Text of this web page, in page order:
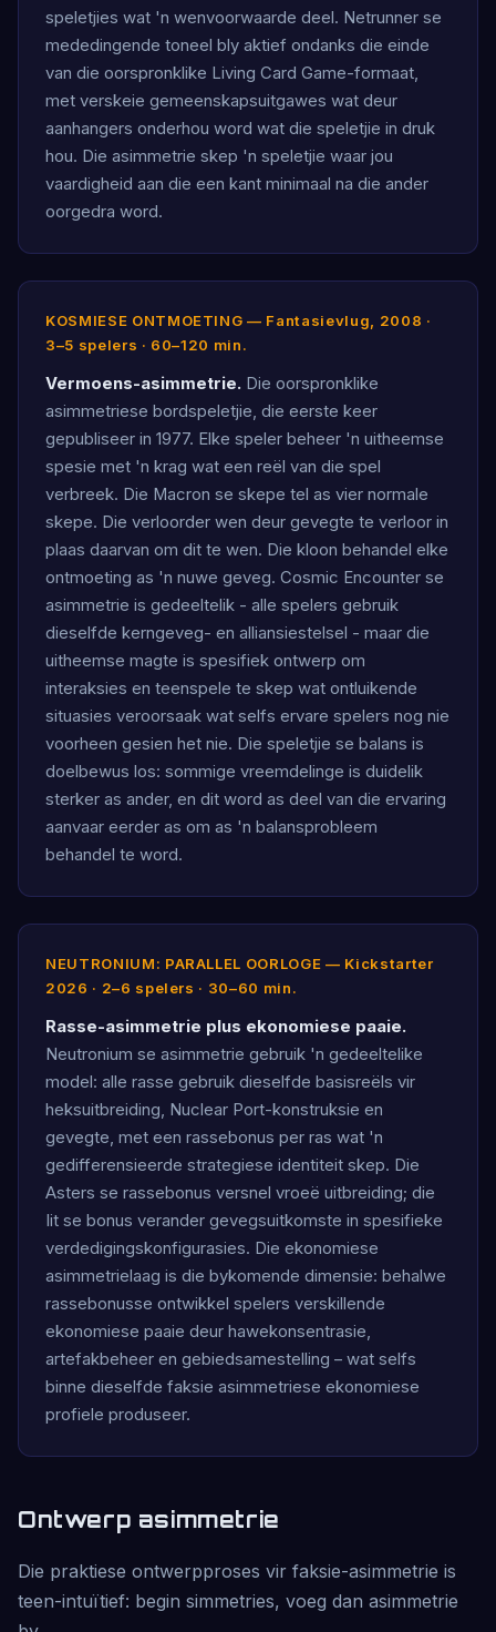
speletjies wat 'n wenvoorwaarde deel. Netrunner se
mededingende toneel bly aktief ondanks die einde
van die oorspronklike Living Card Game-formaat,
met verskeie gemeenskapsuitgawes wat deur
aanhangers onderhou word wat die speletjie in druk
hou. Die asimmetrie skep 'n speletjie waar jou
vaardigheid aan die een kant minimaal na die ander
oorgedra word.
KOSMIESE ONTMOETING — Fantasievlug, 2008 ·
3–5 spelers · 60–120 min.
Vermoens-asimmetrie. Die oorspronklike
asimmetriese bordspeletjie, die eerste keer
gepubliseer in 1977. Elke speler beheer 'n uitheemse
spesie met 'n krag wat een reël van die spel
verbreek. Die Macron se skepe tel as vier normale
skepe. Die verloorder wen deur gevegte te verloor in
plaas daarvan om dit te wen. Die kloon behandel elke
ontmoeting as 'n nuwe geveg. Cosmic Encounter se
asimmetrie is gedeeltelik - alle spelers gebruik
dieselfde kerngeveg- en alliansiestelsel - maar die
uitheemse magte is spesifiek ontwerp om
interaksies en teenspele te skep wat ontluikende
situasies veroorsaak wat selfs ervare spelers nog nie
voorheen gesien het nie. Die speletjie se balans is
doelbewus los: sommige vreemdelinge is duidelik
sterker as ander, en dit word as deel van die ervaring
aanvaar eerder as om as 'n balansprobleem
behandel te word.
NEUTRONIUM: PARALLEL OORLOGE — Kickstarter
2026 · 2–6 spelers · 30–60 min.
Rasse-asimmetrie plus ekonomiese paaie.
Neutronium se asimmetrie gebruik 'n gedeeltelike
model: alle rasse gebruik dieselfde basisreëls vir
heksuitbreiding, Nuclear Port-konstruksie en
gevegte, met een rassebonus per ras wat 'n
gedifferensieerde strategiese identiteit skep. Die
Asters se rassebonus versnel vroeë uitbreiding; die
Iit se bonus verander gevegsuitkomste in spesifieke
verdedigingskonfigurasies. Die ekonomiese
asimmetrielaag is die bykomende dimensie: behalwe
rassebonusse ontwikkel spelers verskillende
ekonomiese paaie deur hawekonsentrasie,
artefakbeheer en gebiedsamestelling – wat selfs
binne dieselfde faksie asimmetriese ekonomiese
profiele produseer.
Ontwerp asimmetrie
Die praktiese ontwerpproses vir faksie-asimmetrie is
teen-intuïtief: begin simmetries, voeg dan asimmetrie